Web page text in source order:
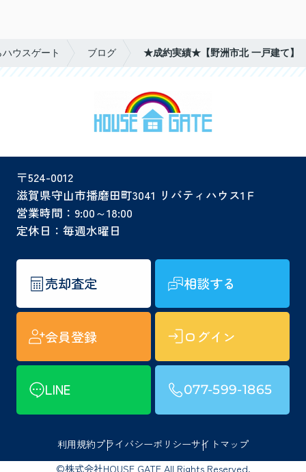
ウスゲート ブログ ★成約実績★【野洲市北 一戸建て】
〒524-0012
滋賀県守山市播磨田町3041 リバティハウス1Ｆ
営業時間：9:00～18:00
定休日：毎週水曜日
売却査定 相談する
会員登録 ログイン
LINE 077-599-1865
利用規約プライバシーポリシーサイトマップ
©株式会社HOUSE GATE All Rights Reserved.